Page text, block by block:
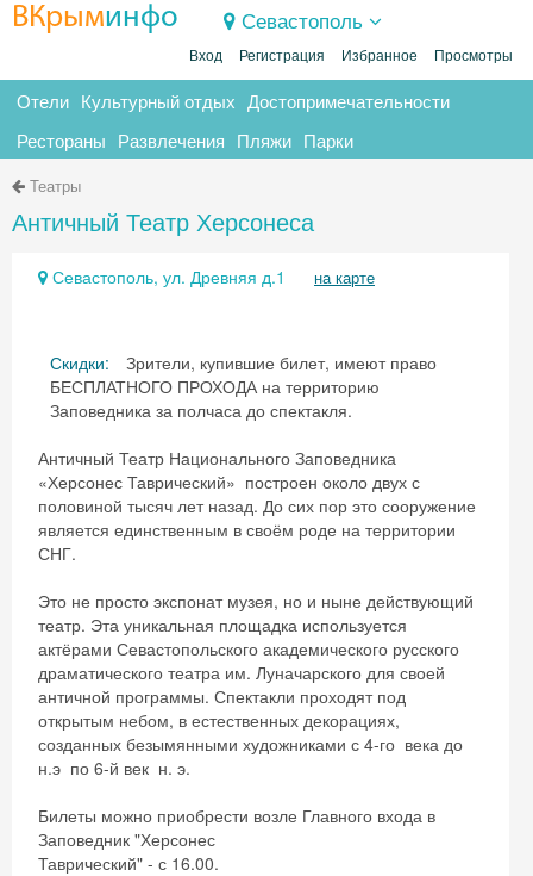
ВКрыминфо Севастополь
Вход Регистрация Избранное Просмотры
Отели Культурный отдых Достопримечательности
Рестораны Развлечения Пляжи Парки
Театры
Античный Театр Херсонеса
Севастополь, ул. Древняя д.1 на карте
Скидки:
Зрители, купившие билет, имеют право
БЕСПЛАТНОГО ПРОХОДА на территорию
Заповедника за полчаса до спектакля.
Античный Театр Национального Заповедника
«Херсонес Таврический» построен около двух с
половиной тысяч лет назад. До сих пор это сооружение
является единственным в своём роде на территории
СНГ.
Это не просто экспонат музея, но и ныне действующий
театр. Эта уникальная площадка используется
актёрами Севастопольского академического русского
драматического театра им. Луначарского для своей
античной программы. Спектакли проходят под
открытым небом, в естественных декорациях,
созданных безымянными художниками с 4-го века до
н.э по 6-й век н. э.
Билеты можно приобрести возле Главного входа в
Заповедник "Херсонес
Таврический" - с 16.00.